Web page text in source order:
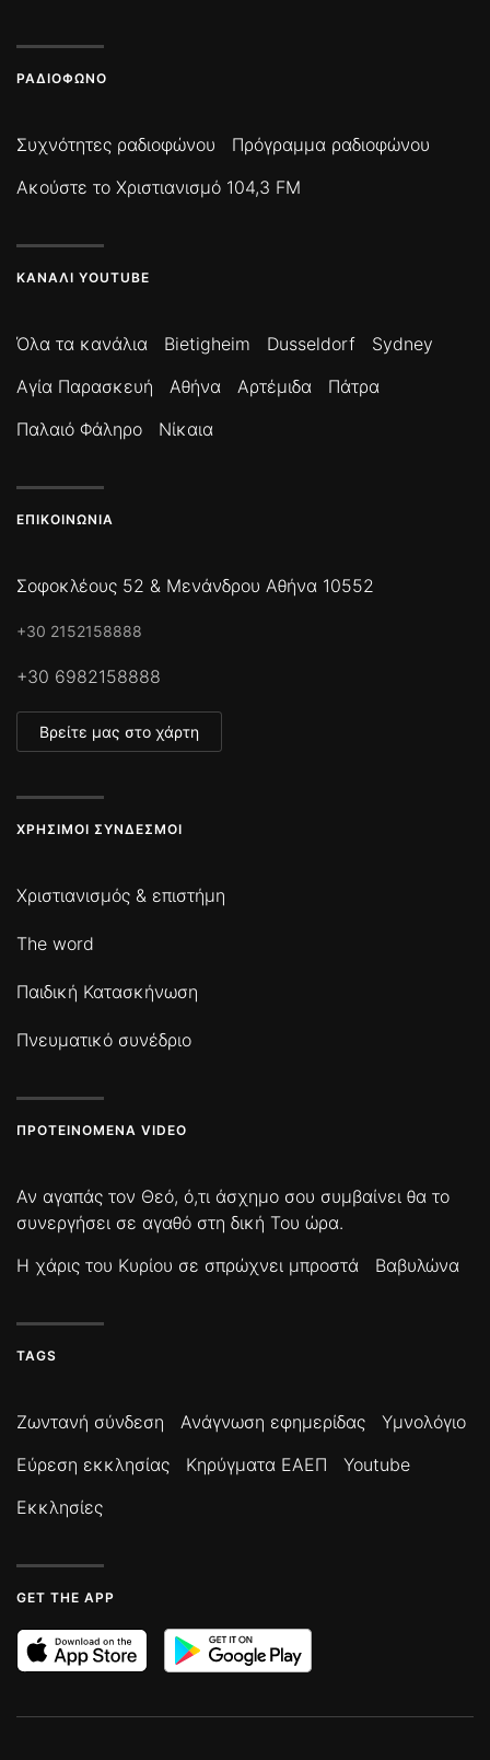
ΡΑΔΙΌΦΩΝΟ
Συχνότητες ραδιοφώνου
Πρόγραμμα ραδιοφώνου
Ακούστε το Χριστιανισμό 104,3 FM
ΚΑΝΆΛΙ YOUTUBE
Όλα τα κανάλια Bietigheim Dusseldorf
Sydney
Αγία Παρασκευή
Αθήνα Αρτέμιδα
Πάτρα
Παλαιό Φάληρο
Νίκαια
ΕΠΙΚΟΙΝΩΝΊΑ
Σοφοκλέους 52 & Μενάνδρου Αθήνα 10552
+30 2152158888
+30 6982158888
Βρείτε μας στο χάρτη
ΧΡΉΣΙΜΟΙ ΣΎΝΔΕΣΜΟΙ
Χριστιανισμός & επιστήμη
The word
Παιδική Κατασκήνωση
Πνευματικό συνέδριο
ΠΡΟΤΕΙΝΌΜΕΝΑ VIDEO
Αν αγαπάς τον Θεό, ό,τι άσχημο σου συμβαίνει θα το
συνεργήσει σε αγαθό στη δική Του ώρα.
Η χάρις του Κυρίου σε σπρώχνει μπροστά
Βαβυλώνα
TAGS
Ζωντανή σύνδεση Ανάγνωση εφημερίδας
Υμνολόγιο
Εύρεση εκκλησίας
Κηρύγματα ΕΑΕΠ
Youtube
Εκκλησίες
GET THE APP